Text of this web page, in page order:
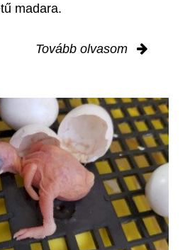
madara.
Tovább olvasom